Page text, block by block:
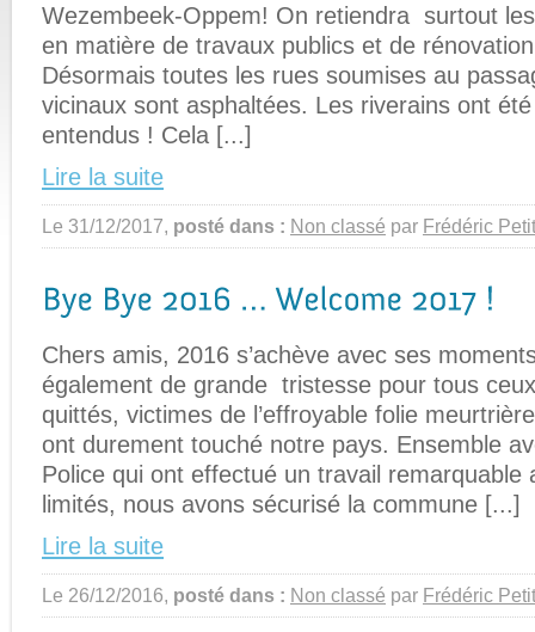
Wezembeek-Oppem! On retiendra surtout
en matière de travaux publics et de
Désormais toutes les rues soumises au
vicinaux sont asphaltées. Les riverains ont
entendus ! Cela [...]
Lire la suite
Le 31/12/2017, posté dans : Non classé par Frédéric Petit
Chers amis, 2016 s’achève avec ses
également de grande tristesse pour tous
quittés, victimes de l’effroyable folie
ont durement touché notre pays. Ensemble
Police qui ont effectué un travail remarquable
limités, nous avons sécurisé la commune [...]
Lire la suite
Le 26/12/2016, posté dans : Non classé par Frédéric Petit